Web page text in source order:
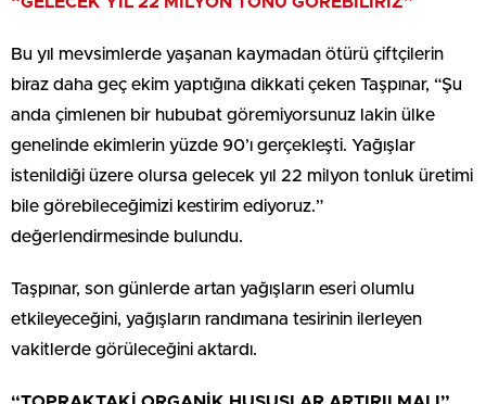
Bu yıl mevsimlerde yaşanan kaymadan ötürü çiftçilerin
biraz daha geç ekim yaptığına dikkati çeken Taşpınar, “Şu
anda çimlenen bir hububat göremiyorsunuz lakin ülke
genelinde ekimlerin yüzde 90’ı gerçekleşti. Yağışlar
istenildiği üzere olursa gelecek yıl 22 milyon tonluk üretimi
bile görebileceğimizi kestirim ediyoruz.”
değerlendirmesinde bulundu.
Taşpınar, son günlerde artan yağışların eseri olumlu
etkileyeceğini, yağışların randımana tesirinin ilerleyen
vakitlerde görüleceğini aktardı.